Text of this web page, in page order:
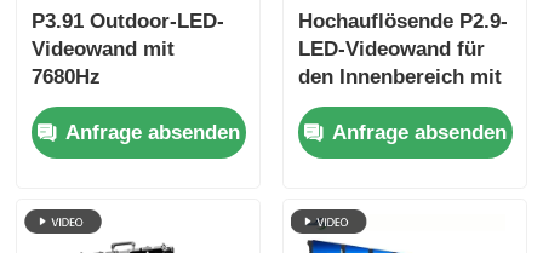
P3.91 Outdoor-LED-
Videowand mit
7680Hz
Erfrischungsrate,
Farbbildschirm und
IP65-Schutz für
Bühnenveranstaltungen
Anfrage absenden
Hochauflösende P2.9-
LED-Videowand für
den Innenbereich mit
2,9 mm Pixelabstand,
3840 Hz
Bildwiederholfrequenz
Helligkeit
Anfrage absenden